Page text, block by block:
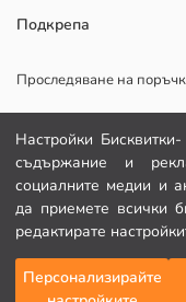
Настройки
съдържание и
социалните медии и
да приемете всички
редактирате
Персонализирайте
Мъжка тениска,
кръгло деколте и къс
Основен Плат:
Държава на произход:
Продавач:
Марка:
Пол:
Подходящ:
Плат:
Дебелина:
Подкрепа
Проследяване на
082 299 644
ПОМОЩ
Често задавани въпроси